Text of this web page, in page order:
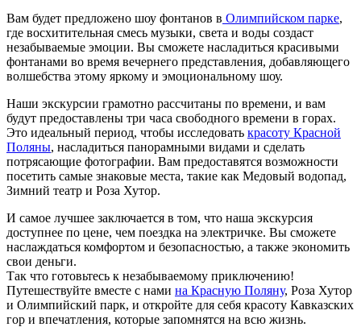
Вам будет предложено шоу фонтанов в Олимпийском парке,
где восхитительная смесь музыки, света и воды создаст
незабываемые эмоции. Вы сможете насладиться красивыми
фонтанами во время вечернего представления, добавляющего
волшебства этому яркому и эмоциональному шоу.
Наши экскурсии грамотно рассчитаны по времени, и вам
будут предоставлены три часа свободного времени в горах.
Это идеальный период, чтобы исследовать красоту Красной
Поляны, насладиться панорамными видами и сделать
потрясающие фотографии. Вам предоставятся возможности
посетить самые знаковые места, такие как Медовый водопад,
Зимний театр и Роза Хутор.
И самое лучшее заключается в том, что наша экскурсия
доступнее по цене, чем поездка на электричке. Вы сможете
наслаждаться комфортом и безопасностью, а также экономить
свои деньги.
Так что готовьтесь к незабываемому приключению!
Путешествуйте вместе с нами на Красную Поляну, Роза Хутор
и Олимпийский парк, и откройте для себя красоту Кавказских
гор и впечатления, которые запомнятся на всю жизнь.